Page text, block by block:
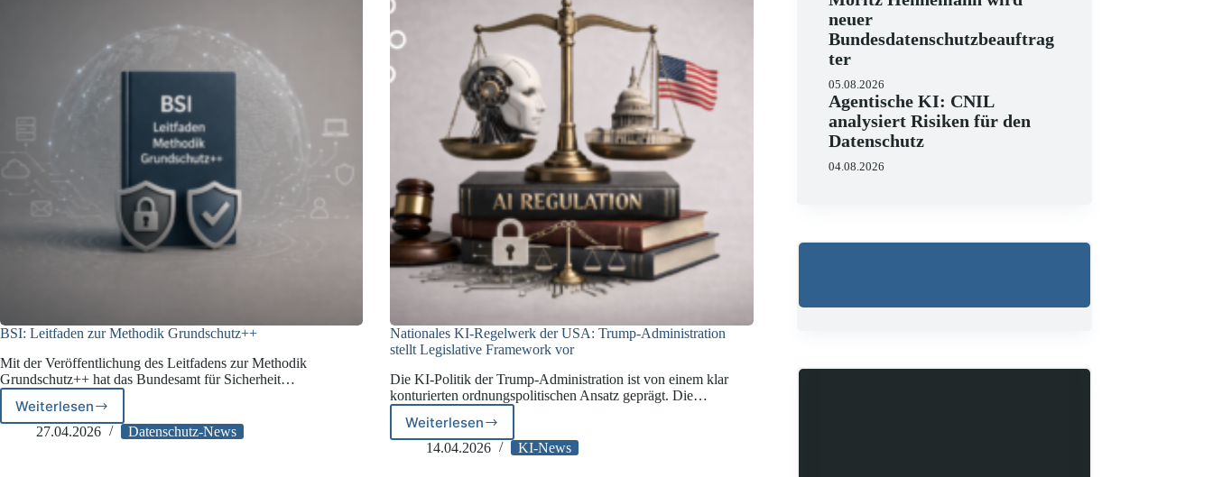
Gesetz
für
Unternehmen
bedeutet
BSI: Leitfaden zur Methodik Grundschutz++
Mit der Veröffentlichung des Leitfadens zur Methodik
Grundschutz++ hat das Bundesamt für Sicherheit…
Weiterlesen
BSI:
Leitfaden
27.04.2026 Datenschutz-News
Nationales KI-Regelwerk der USA: Trump-Administration
stellt Legislative Framework vor
Die KI-Politik der Trump-Administration ist von einem klar
konturierten ordnungspolitischen Ansatz geprägt. Die…
WeiterlesenNationales
KI-
14.04.2026 KI-News
neuer
Bundesdatenschutzbeauftrag
ter
05.08.2026
Agentische KI: CNIL
analysiert Risiken für den
Datenschutz
04.08.2026